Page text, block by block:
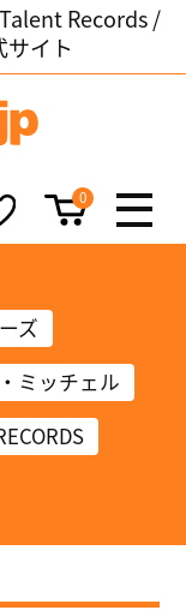
Records /
イト
0
ズ
ミッチェル